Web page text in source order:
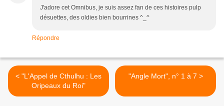
J'adore cet Omnibus, je suis assez fan de ces histoires pulp
désuettes, des oldies bien bourrines ^_^
Répondre
< "L'Appel de Cthulhu : Les
Oripeaux du Roi"
"Angle Mort", n° 1 à 7 >